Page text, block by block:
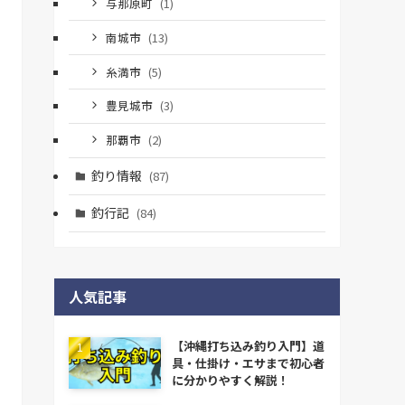
南城市 (13)
糸満市 (5)
豊見城市 (3)
那覇市 (2)
釣り情報 (87)
釣行記 (84)
人気記事
【沖縄打ち込み釣り入門】道
具・仕掛け・エサまで初心者
に分かりやすく解説！